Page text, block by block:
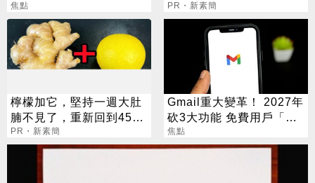
關鍵少數
焦點
瘦到你懷疑人生！
PR・新素簡
檸檬加它，堅持一週大肚
腩不見了，重新回到45公
斤
PR・新素簡
Gmail重大變革！ 2027年
砍3大功能 免費用戶「這
好康」不能用了
焦點